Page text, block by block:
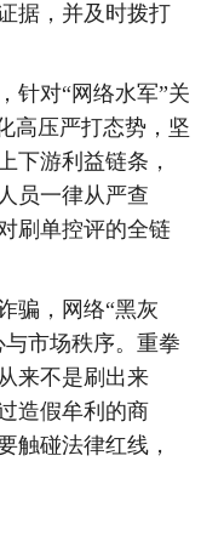
据，并及时拨打
对“网络水军”关
高压严打态势，坚
下游利益链条，
员一律从严查
刷单控评的全链
，网络“黑灰
市场秩序。重拳
来不是刷出来
造假牟利的商
触碰法律红线，